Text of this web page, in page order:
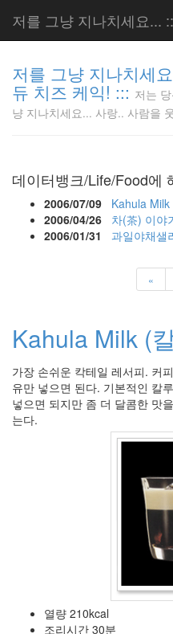
저를 그냥 지나치세요...
저를 그냥 지나치세
듀 치즈 케익! ::: 저는
냥 지나치세요... 사랑.. 사람을
데이터뱅크/Life/Food에
2006/07/09 Kahula
2006/04/26
차(茶) 이야
2006/01/31
과일야채샐
«
Kahula Milk (
가장 손쉬운 칵테일 레서피. 커
유만 넣으면 된다. 기본적인 칼
넣으면 되지만 좀 더 달콤한 맛
는다.
열량 210kcal
조리시간 30분
저는 당신
을 힘들게
를 그냥
지나치세
요... 사
랑.. 사람
을 웃기고
Tag
Cloud
신
용
등